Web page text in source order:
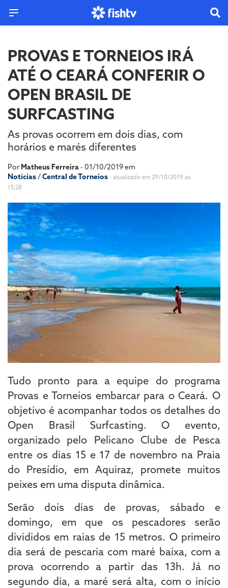
PROVAS E TORNEIOS IRÁ
ATÉ O CEARÁ CONFERIR O
OPEN BRASIL DE
SURFCASTING
As provas ocorrem em dois dias, com
horários e marés diferentes
Por Matheus Ferreira- 01/10/2019 em
Notícias/Central de Torneios - atualizado em 29/10/2019 as
15:28
Tudo pronto para a equipe do programa
Provas e Torneios embarcar para o Ceará. O
objetivo é acompanhar todos os detalhes do
Open Brasil Surfcasting. O evento,
organizado pelo Pelicano Clube de Pesca
entre os dias 15 e 17 de novembro na Praia
do Presídio, em Aquiraz, promete muitos
peixes em uma disputa dinâmica.
Serão dois dias de provas, sábado e
domingo, em que os pescadores serão
divididos em raias de 15 metros. O primeiro
dia será de pescaria com maré baixa, com a
prova ocorrendo a partir das 13h. Já no
segundo dia, a maré será alta, com o início